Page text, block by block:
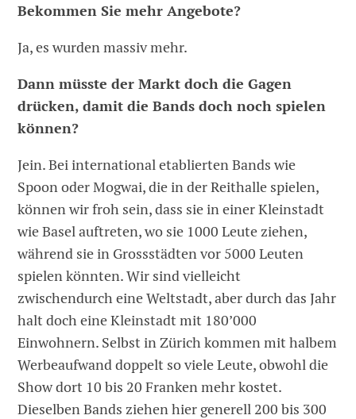
Bekommen Sie mehr Angebote?
Ja, es wurden massiv mehr.
Dann müsste der Markt doch die Gagen
drücken, damit die Bands doch noch spielen
können?
Jein. Bei international etablierten Bands wie
Spoon oder Mogwai, die in der Reithalle spielen,
können wir froh sein, dass sie in einer Kleinstadt
wie Basel auftreten, wo sie 1000 Leute ziehen,
während sie in Grossstädten vor 5000 Leuten
spielen könnten. Wir sind vielleicht
zwischendurch eine Weltstadt, aber durch das Jahr
halt doch eine Kleinstadt mit 180’000
Einwohnern. Selbst in Zürich kommen mit halbem
Werbeaufwand doppelt so viele Leute, obwohl die
Show dort 10 bis 20 Franken mehr kostet.
Dieselben Bands ziehen hier generell 200 bis 300